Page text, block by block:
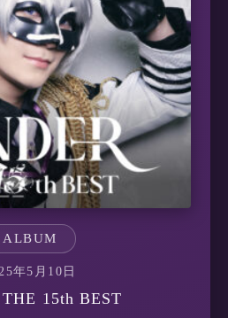
ALBUM
年5月10日
15th BEST